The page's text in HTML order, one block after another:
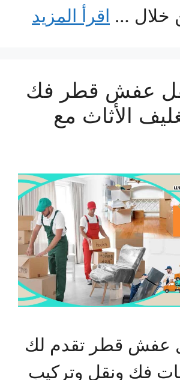
خلال … اقرأ المزيد
عفش قطر فك
الأثاث مع
عفش قطر تقدم لك
فك ونقل وتركيب